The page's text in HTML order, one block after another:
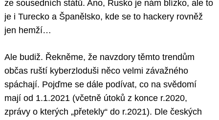
ze sousedních států. Ano, Rusko je nám blízko, ale to
je i Turecko a Španělsko, kde se to hackery rovněž
jen hemží…
Ale budiž. Řekněme, že navzdory těmto trendům
občas ruští kyberzloduši něco velmi závažného
spáchají. Pojďme se dále podívat, co na svědomí
mají od 1.1.2021 (včetně útoků z konce r.2020,
zprávy o kterých „přetekly“ do r.2021). Dle českých